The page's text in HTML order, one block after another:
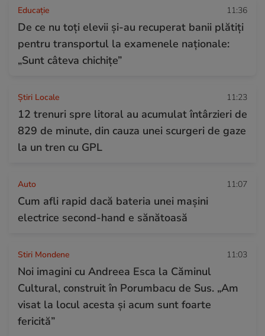
Educație 11:36
De ce nu toți elevii și-au recuperat banii plătiți
pentru transportul la examenele naționale:
„Sunt câteva chichițe”
Știri Locale 11:23
12 trenuri spre litoral au acumulat întârzieri de
829 de minute, din cauza unei scurgeri de gaze
la un tren cu GPL
Auto 11:07
Cum afli rapid dacă bateria unei mașini
electrice second-hand e sănătoasă
Stiri Mondene 11:03
Noi imagini cu Andreea Esca la Căminul
Cultural, construit în Porumbacu de Sus. „Am
visat la locul acesta și acum sunt foarte
fericită”